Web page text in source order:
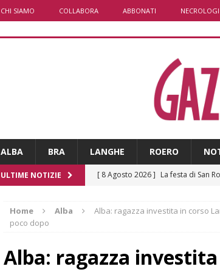
CHI SIAMO COLLABORA ABBONATI NECROLOGI
ALBA BRA LANGHE ROERO
ULTIME NOTIZIE [ 8 Agosto 2026 ] La festa di San
[ 8 Agosto 2026 ] Palio di Asti: da
[ 8 Agosto 2026 ] Alba: lunedì 10
Home Alba
Alba: ragazza investita in corso
poco dopo
Alba: ragazza